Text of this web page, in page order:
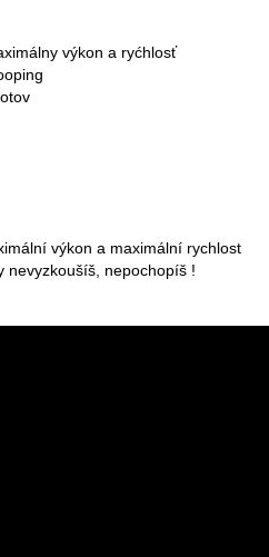
výkon a ryćhlosť
výkon a maximální rychlost
nevyzkoušíš, nepochopíš !